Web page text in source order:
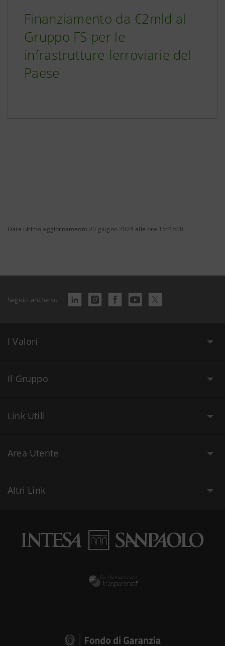
Finanziamento da €2mld al
Gruppo FS per le
infrastrutture ferroviarie del
Paese
Data ultimo aggiornamento 20 giugno 2024 alle ore 15:43:00
Seguici anche su
I Valori
Il Gruppo
Link Utili
Area Utente
Altri Link